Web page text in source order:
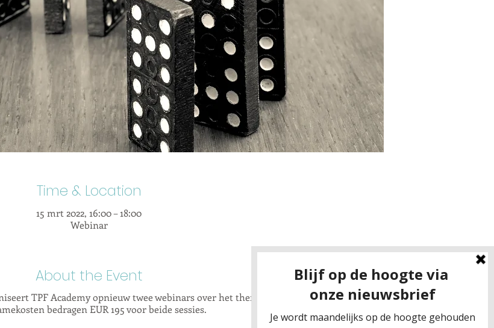
Time & Location
15 mrt 2022, 16:00 – 18:00
Webinar
About the Event
TPF Academy opnieuw twee webinars over het thema 'Continuïteit'.
bedragen EUR 195 voor beide sessies.